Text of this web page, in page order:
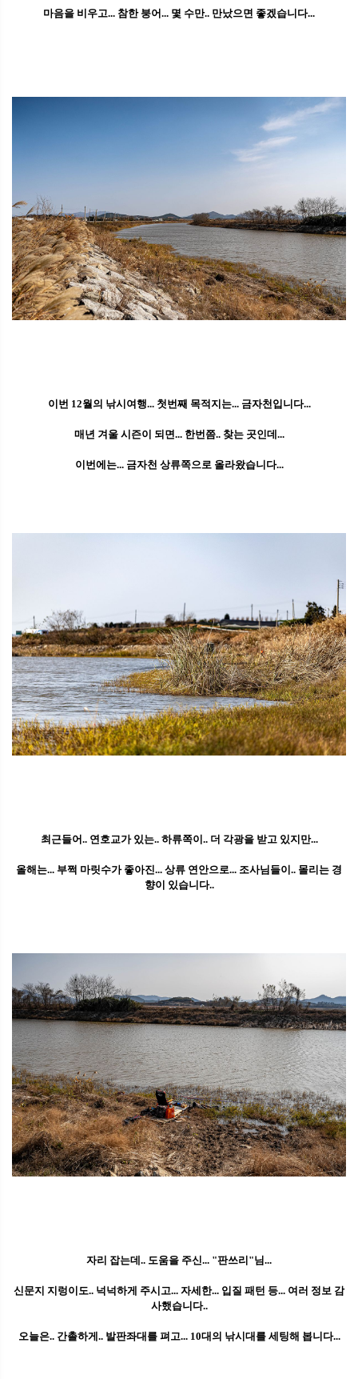
마음을 비우고... 참한 붕어... 몇 수만.. 만났으면 좋겠습니다...
이번 12월의 낚시여행... 첫번째 목적지는... 금자천입니다...
매년 겨울 시즌이 되면... 한번쯤.. 찾는 곳인데...
이번에는... 금자천 상류쪽으로 올라왔습니다...
최근들어.. 연호교가 있는.. 하류쪽이.. 더 각광을 받고 있지만...
올해는... 부쩍 마릿수가 좋아진... 상류 연안으로... 조사님들이.. 몰리는 경
향이 있습니다..
자리 잡는데.. 도움을 주신... "판쓰리"님...
신문지 지렁이도.. 넉넉하게 주시고... 자세한... 입질 패턴 등... 여러 정보 감
사했습니다..
오늘은.. 간촐하게.. 발판좌대를 펴고... 10대의 낚시대를 세팅해 봅니다...